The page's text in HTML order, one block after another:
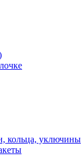
кольца, уключины